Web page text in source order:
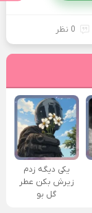
0 نظر
یکی دیگه زدم
زیرش بکن عطر
گل بو